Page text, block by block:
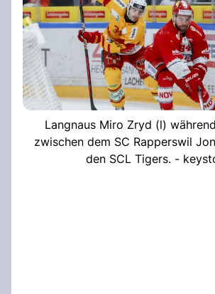
Langnaus Miro Zryd (l)
zwischen dem SC Rapperswil
den SCL Tigers. -